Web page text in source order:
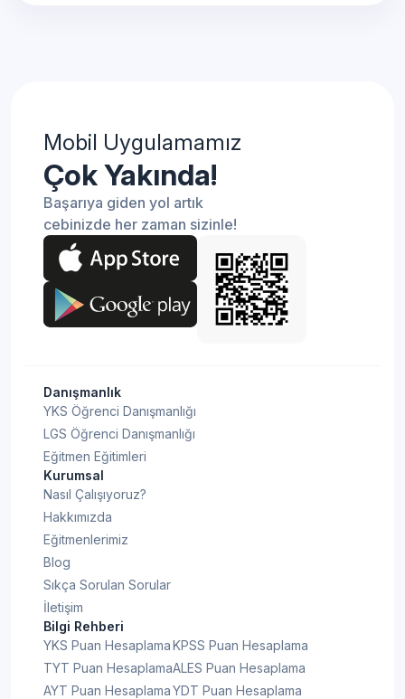
Mobil Uygulamamız
Çok Yakında!
Başarıya giden yol artık
cebinizde her zaman sizinle!
Danışmanlık
YKS Öğrenci Danışmanlığı
LGS Öğrenci Danışmanlığı
Eğitmen Eğitimleri
Kurumsal
Nasıl Çalışıyoruz?
Hakkımızda
Eğitmenlerimiz
Blog
Sıkça Sorulan Sorular
İletişim
Bilgi Rehberi
YKS Puan Hesaplama
TYT Puan Hesaplama
AYT Puan Hesaplama
KPSS Puan Hesaplama
ALES Puan Hesaplama
YDT Puan Hesaplama